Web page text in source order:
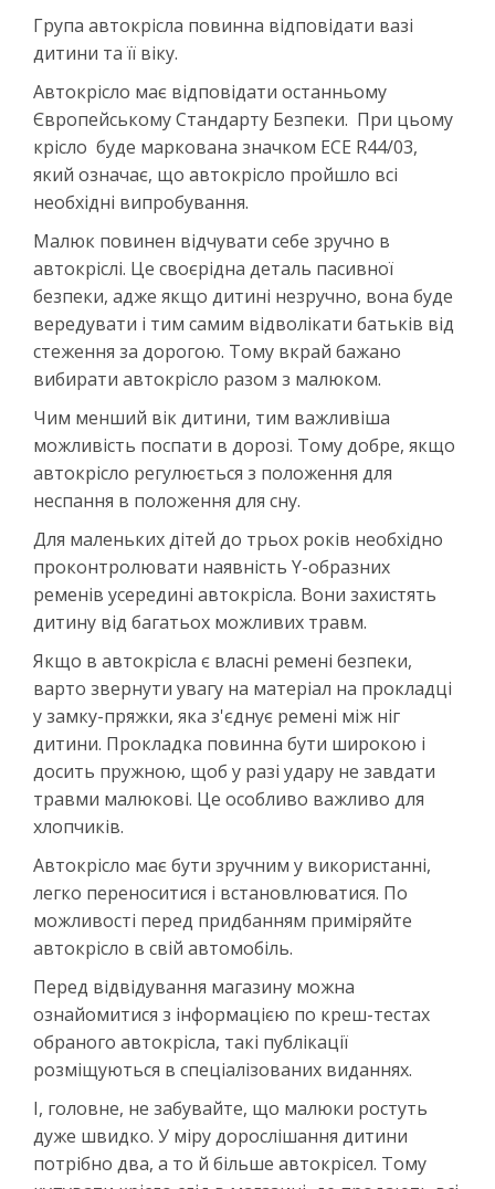
Група автокрісла повинна відповідати вазі
дитини та її віку.
Автокрісло має відповідати останньому
Європейському Стандарту Безпеки. При цьому
крісло буде маркована значком ECE R44/03,
який означає, що автокрісло пройшло всі
необхідні випробування.
Малюк повинен відчувати себе зручно в
автокріслі. Це своєрідна деталь пасивної
безпеки, адже якщо дитині незручно, вона буде
вередувати і тим самим відволікати батьків від
стеження за дорогою. Тому вкрай бажано
вибирати автокрісло разом з малюком.
Чим менший вік дитини, тим важливіша
можливість поспати в дорозі. Тому добре, якщо
автокрісло регулюється з положення для
неспання в положення для сну.
Для маленьких дітей до трьох років необхідно
проконтролювати наявність Y-образних
ременів усередині автокрісла. Вони захистять
дитину від багатьох можливих травм.
Якщо в автокрісла є власні ремені безпеки,
варто звернути увагу на матеріал на прокладці
у замку-пряжки, яка з'єднує ремені між ніг
дитини. Прокладка повинна бути широкою і
досить пружною, щоб у разі удару не завдати
травми малюкові. Це особливо важливо для
хлопчиків.
Автокрісло має бути зручним у використанні,
легко переноситися і встановлюватися. По
можливості перед придбанням приміряйте
автокрісло в свій автомобіль.
Перед відвідування магазину можна
ознайомитися з інформацією по креш-тестах
обраного автокрісла, такі публікації
розміщуються в спеціалізованих виданнях.
І, головне, не забувайте, що малюки ростуть
дуже швидко. У міру дорослішання дитини
потрібно два, а то й більше автокрісел. Тому